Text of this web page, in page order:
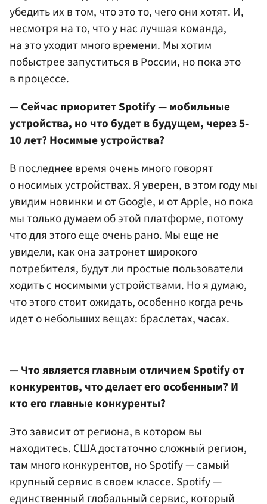
убедить их в том, что это то, чего они хотят. И,
несмотря на то, что у нас лучшая команда,
на это уходит много времени. Мы хотим
побыстрее запуститься в России, но пока это
в процессе.
— Сейчас приоритет Spotify — мобильные
устройства, но что будет в будущем, через 5-
10 лет? Носимые устройства?
В последнее время очень много говорят
о носимых устройствах. Я уверен, в этом году мы
увидим новинки и от Google, и от Apple, но пока
мы только думаем об этой платформе, потому
что для этого еще очень рано. Мы еще не
увидели, как она затронет широкого
потребителя, будут ли простые пользователи
ходить с носимыми устройствами. Но я думаю,
что этого стоит ожидать, особенно когда речь
идет о небольших вещах: браслетах, часах.
— Что является главным отличием Spotify от
конкурентов, что делает его особенным? И
кто его главные конкуренты?
Это зависит от региона, в котором вы
находитесь. США достаточно сложный регион,
там много конкурентов, но Spotify — самый
крупный сервис в своем классе. Spotify —
единственный глобальный сервис, который